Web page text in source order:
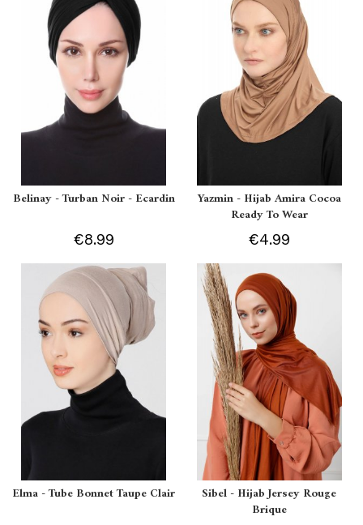
Belinay - Turban Noir - Ecardin
€8.99
Yazmin - Hijab Amira Cocoa
Ready To Wear
€4.99
Elma - Tube Bonnet Taupe Clair
Sibel - Hijab Jersey Rouge
Brique